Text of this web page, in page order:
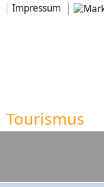
Impressum
Tourismus